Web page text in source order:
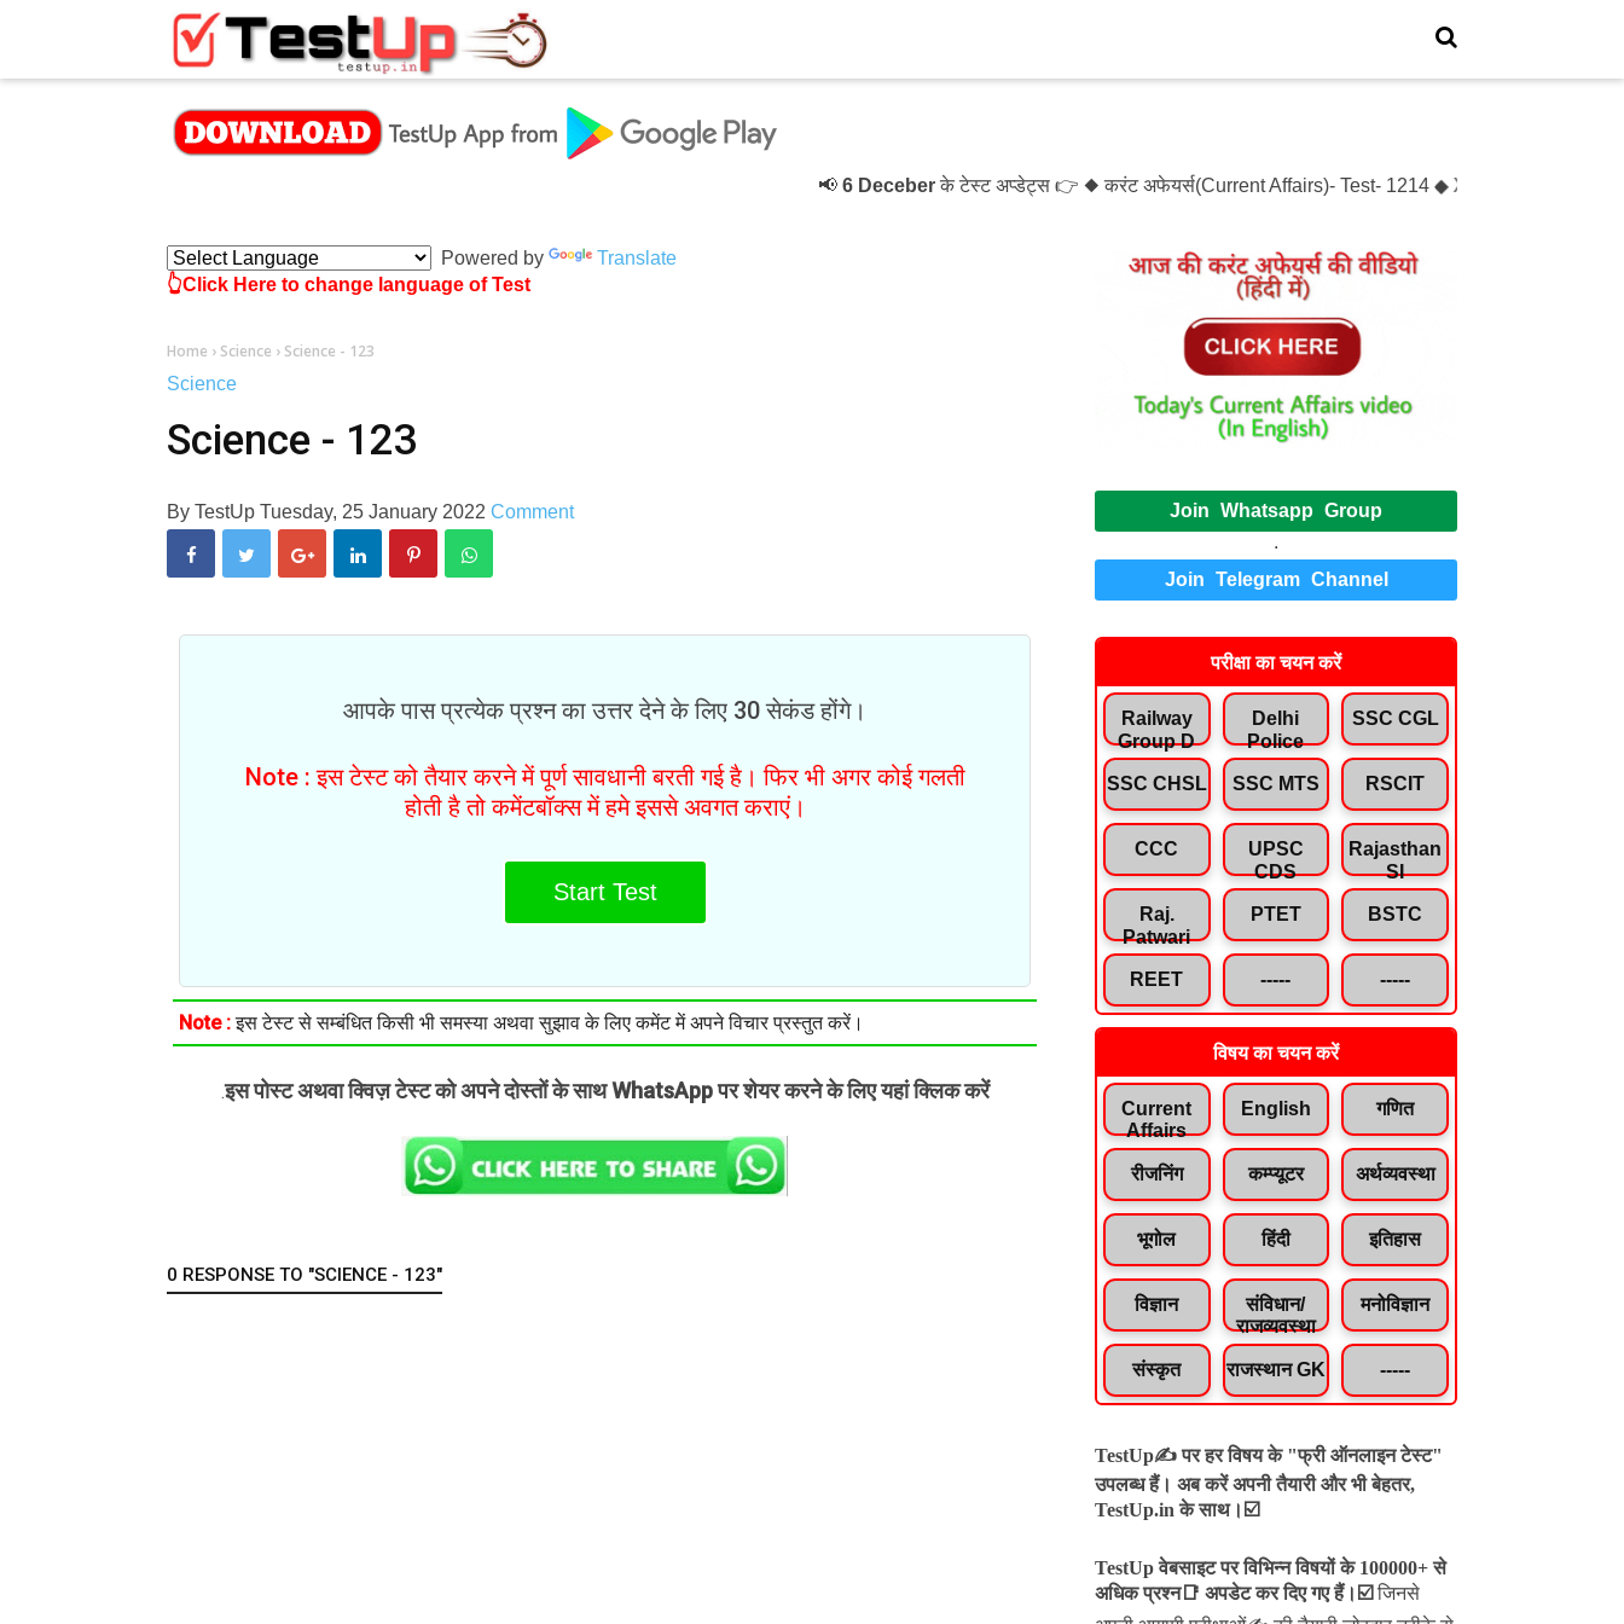
6 Deceberके टेस्ट अप्डेट्स 👉 ◆ करंट अफेयर्स(Current Affairs)- Test- 1214 ◆ XXXX(XXXXX)- Test-
Powered by
Translate
👆Click Here to change language of Test
Home › Science › Science - 123
Science
Science - 123
By TestUp Tuesday, 25 January 2022 Comment
आपके पास प्रत्येक प्रश्न का उत्तर देने के लिए 30 सेकंड होंगे।
Note : इस टेस्ट को तैयार करने में पूर्ण सावधानी बरती गई है। फिर भी अगर कोई गलती
होती है तो कमेंटबॉक्स में हमे इससे अवगत कराएं।
Start Test
Note :इस टेस्ट से सम्बंधित किसी भी समस्या अथवा सुझाव के लिए कमेंट में अपने विचार प्रस्तुत करें।
.इस पोस्ट अथवा क्विज़ टेस्ट को अपने दोस्तों के साथ WhatsApp पर शेयर करने के लिए यहां क्लिक करें
0 RESPONSE TO "SCIENCE - 123"
Join Whatsapp Group
.
Join Telegram Channel
परीक्षा का चयन करें
Railway
Group D
Delhi
Police
SSC CGL
SSC CHSL SSC MTS RSCIT
CCC
UPSC
CDS
Rajasthan
SI
Raj.
Patwari
PTET BSTC
REET ----- -----
विषय का चयन करें
Current
Affairs
English गणित
रीजनिंग कम्प्यूटर अर्थव्यवस्था
भूगोल हिंदी इतिहास
विज्ञान
संविधान/
राजव्यवस्था
मनोविज्ञान
संस्कृत राजस्थान GK -----
TestUp✍️ पर हर विषय के "फ्री ऑनलाइन टेस्ट"
उपलब्ध हैं। अब करें अपनी तैयारी और भी बेहतर,
TestUp.in के साथ।☑️
TestUp वेबसाइट पर विभिन्न विषयों के 100000+ से
अधिक प्रश्न📑 अपडेट कर दिए गए हैं। ☑️ जिनसे